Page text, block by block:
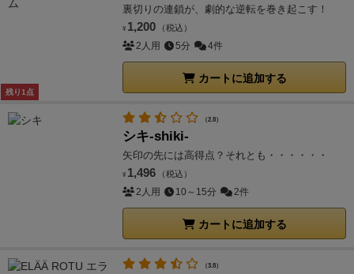
残り1点
​裏切りの連鎖が、劇的な逆転を巻き起こす！
¥ 1,200 （税込）
2人用 5分 4件
カートに追加する
（2.8）
シキ-shiki-
矢印の先には高得点？それとも・・・・・・
¥ 1,496 （税込）
2人用 10～15分 2件
カートに追加する
（3.8）